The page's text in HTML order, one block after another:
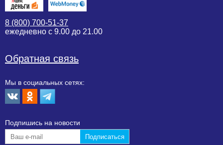
8 (800) 700-51-37
ежедневно с 9.00 до 21.00
Обратная связь
Мы в социальных сетях:
Подпишиcь на новости